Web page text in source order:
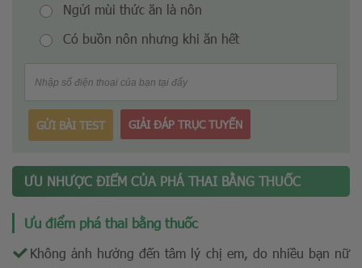
Ngửi mùi thức ăn là nôn
Có buồn nôn nhưng khi ăn hết
GỬI BÀI TEST GIẢI ĐÁP TRỤC TUYẾN
ƯU NHƯỢC ĐIỂM CỦA PHÁ THAI BẰNG THUỐC
Ưu điểm phá thai bằng thuốc
Không ảnh hưởng đến tâm lý chị em, do nhiều bạn nữ